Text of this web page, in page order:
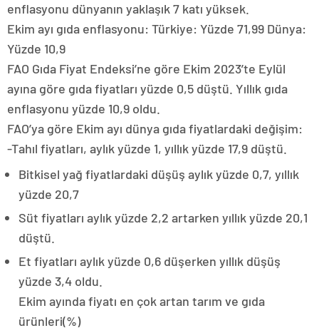
enflasyonu dünyanın yaklaşık 7 katı yüksek.
Ekim ayı gıda enflasyonu: Türkiye: Yüzde 71,99 Dünya:
Yüzde 10,9
FAO Gıda Fiyat Endeksi’ne göre Ekim 2023’te Eylül
ayına göre gıda fiyatları yüzde 0,5 düştü. Yıllık gıda
enflasyonu yüzde 10,9 oldu.
FAO’ya göre Ekim ayı dünya gıda fiyatlardaki değişim:
-Tahıl fiyatları, aylık yüzde 1, yıllık yüzde 17,9 düştü.
Bitkisel yağ fiyatlardaki düşüş aylık yüzde 0,7, yıllık
yüzde 20,7
Süt fiyatları aylık yüzde 2,2 artarken yıllık yüzde 20,1
düştü.
Et fiyatları aylık yüzde 0,6 düşerken yıllık düşüş
yüzde 3,4 oldu.
Ekim ayında fiyatı en çok artan tarım ve gıda
ürünleri(%)